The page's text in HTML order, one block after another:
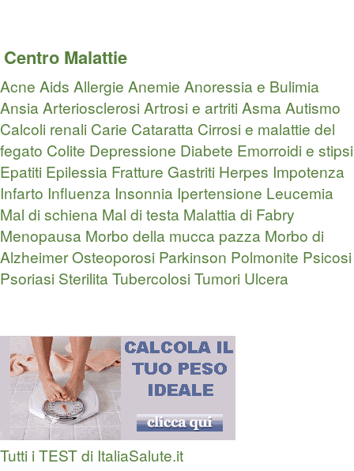
Centro Malattie
Acne Aids Allergie Anemie Anoressia e Bulimia
AnsiaArteriosclerosiArtrosi e artritiAsmaAutismo
Calcoli renali Carie Cataratta Cirrosi e malattie del
fegato Colite Depressione Diabete Emorroidi e stipsi
Epatiti Epilessia Fratture Gastriti Herpes Impotenza
Infarto Influenza Insonnia Ipertensione Leucemia
Mal di schiena Mal di testa Malattia di Fabry
Menopausa Morbo della mucca pazza Morbo di
AlzheimerOsteoporosi Parkinson Polmonite Psicosi
Psoriasi SterilitaTubercolosiTumori Ulcera
Tutti i TEST di ItaliaSalute.it